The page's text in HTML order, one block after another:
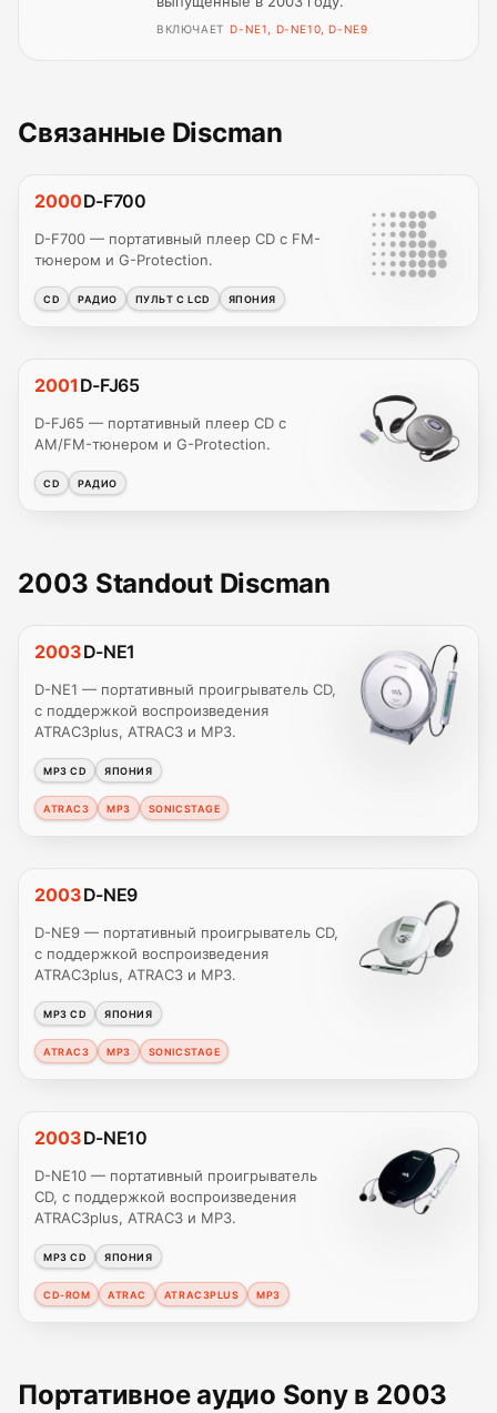
ВКЛЮЧАЕТ D-NE1, D-NE10, D-NE9
Связанные Discman
2000D-F700
D-F700 — портативный плеер CD с FM-
тюнером и G-Protection.
CD РАДИО ПУЛЬТ С LCD ЯПОНИЯ
2001 D-FJ65
D-FJ65 — портативный плеер CD с
AM/FM-тюнером и G-Protection.
CD РАДИО
2003 Standout Discman
2003D-NE1
D-NE1 — портативный проигрыватель CD,
с поддержкой воспроизведения
ATRAC3plus, ATRAC3 и MP3.
MP3 CD ЯПОНИЯ
ATRAC3 MP3 SONICSTAGE
2003D-NE9
D-NE9 — портативный проигрыватель CD,
с поддержкой воспроизведения
ATRAC3plus, ATRAC3 и MP3.
MP3 CD ЯПОНИЯ
ATRAC3 MP3 SONICSTAGE
2003D-NE10
D-NE10 — портативный проигрыватель
CD, с поддержкой воспроизведения
ATRAC3plus, ATRAC3 и MP3.
MP3 CD ЯПОНИЯ
CD-ROM ATRAC ATRAC3PLUS MP3
Портативное аудио Sony в 2003